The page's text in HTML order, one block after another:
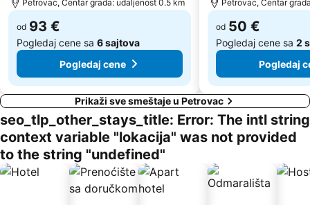
Sveti Toma
Plaža Mogren
Mala
Plaza
Praznik Mimoze
Petrovac, Centar grada: udaljenost 0.5 km
od 93 €
Pogledaj cene sa 6 sajtova
Pogledaj cene
Petrovac, Centar
od 50 €
Pogledaj cene sa 2
Pogledaj
Prikaži sve smeštaje u Petrovac
seo_tlp_other_stays_title: Error: The intl string
context variable "lokacija" was not provided
to the string "undefined"